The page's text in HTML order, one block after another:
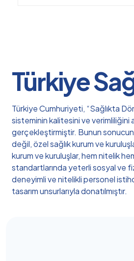
Türkiye
Türkiye Cumhuriyeti, “Sağlıkta
sisteminin kalitesini ve verimliliğini
gerçekleştirmiştir. Bunun
değil, özel sağlık kurum ve
kurum ve kuruluşlar, hem nitelik
standartlarında yeterli sosyal ve
deneyimli ve nitelikli personel
tasarım unsurlarıyla donatılmıştır.